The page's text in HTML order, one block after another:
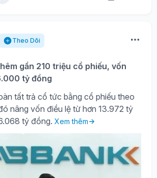
Theo Dõi
gần 210 triệu cổ phiếu, vốn
tỷ đồng
tất trả cổ tức bằng cổ phiếu theo
nâng vốn điều lệ từ hơn 13.972 tỷ
tỷ đồng. Xem thêm